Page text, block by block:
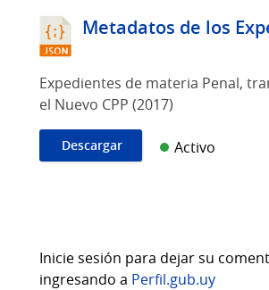
Metadatos de los
Expedientes de materia Penal,
el Nuevo CPP (2017)
Descargar Activo
Inicie sesión para dejar su
ingresando a Perfil.gub.uy